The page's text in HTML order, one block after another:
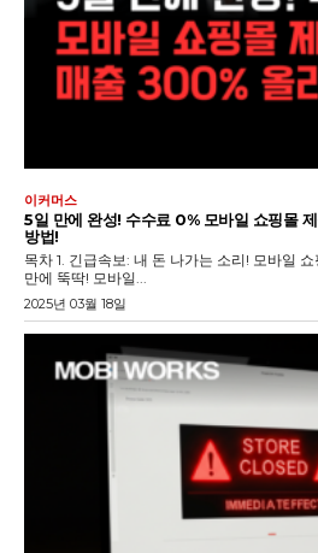
이커머스
5일 만에 완성! 수수료 0% 모바일 쇼핑몰
방법!
목차 1. 긴급속보: 내 돈 나가는 소리! 모바일 쇼핑몰 수수료, 언제까지? 2. 5일
만에 뚝딱! 모바일...
2025년 03월 18일